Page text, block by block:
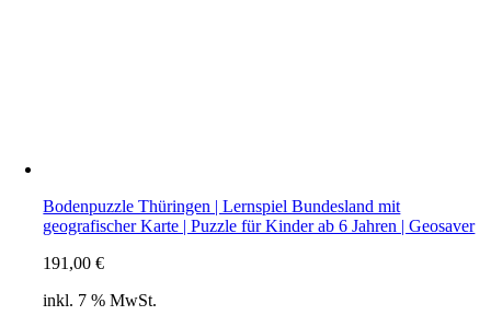
Bodenpuzzle Thüringen | Lernspiel Bundesland mit
geografischer Karte | Puzzle für Kinder ab 6 Jahren | Geosaver
191,00€
inkl. 7 % MwSt.